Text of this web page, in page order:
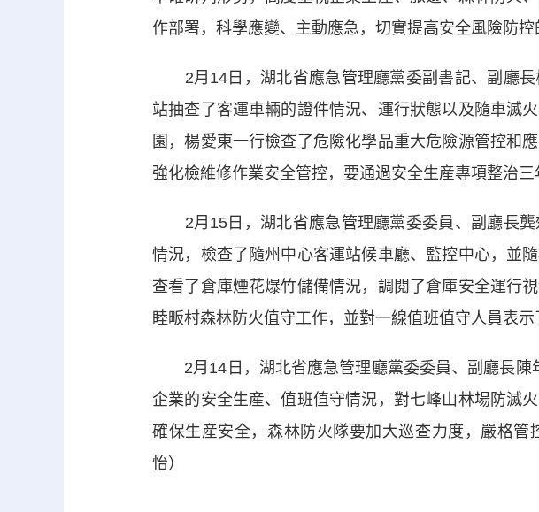
作部署，科學應變、主動應急，切實提高安全風險防
2月14日，湖北省應急管理廳黨委副書記、副廳長
站抽查了客運車輛的證件情況、運行狀態以及隨車滅
園，楊愛東一行檢查了危險化學品重大危險源管控和
強化檢維修作業安全管控，要通過安全生産專項整治三
2月15日，湖北省應急管理廳黨委委員、副廳長龔
情況，檢查了隨州中心客運站候車廳、監控中心，並
查看了倉庫煙花爆竹儲備情況，調閱了倉庫安全運行
睦畈村森林防火值守工作，並對一線值班值守人員表示
2月14日，湖北省應急管理廳黨委委員、副廳長陳
企業的安全生産、值班值守情況，對七峰山林場防滅
確保生産安全，森林防火隊要加大巡查力度，嚴格
怡）